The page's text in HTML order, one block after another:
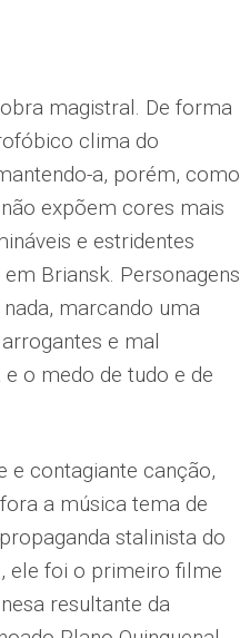
magistral. De forma
clima do
a, porém, como
expõem cores mais
e estridentes
Briansk. Personagens
marcando uma
e mal
o medo de tudo e de
e contagiante canção,
a música tema de
stalinista do
ele foi o primeiro filme
resultante da